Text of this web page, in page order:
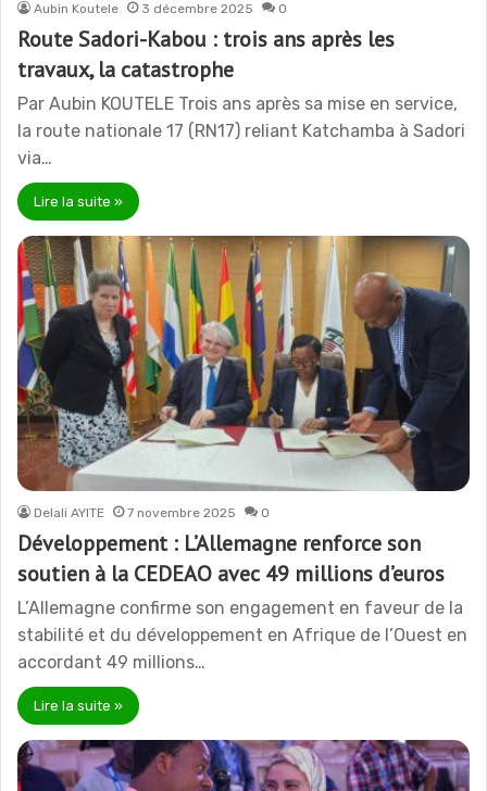
Aubin Koutele 3 décembre 2025 0
Route Sadori-Kabou : trois ans après les
travaux, la catastrophe
Par Aubin KOUTELE Trois ans après sa mise en service,
la route nationale 17 (RN17) reliant Katchamba à Sadori
via…
Lire la suite »
Delali AYITE 7 novembre 2025 0
Développement : L’Allemagne renforce son
soutien à la CEDEAO avec 49 millions d’euros
L’Allemagne confirme son engagement en faveur de la
stabilité et du développement en Afrique de l’Ouest en
accordant 49 millions…
Lire la suite »